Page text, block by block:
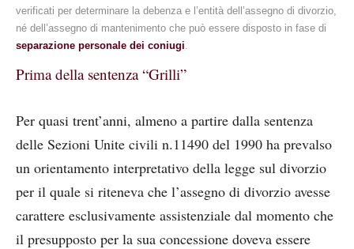
verificati per determinare la debenza e l’entità dell’assegno di divorzio,
né dell’assegno di mantenimento che può essere disposto in fase di
separazione personale dei coniugi.
Prima della sentenza “Grilli”
Per quasi trent’anni, almeno a partire dalla sentenza
delle Sezioni Unite civili n.11490 del 1990 ha prevalso
un orientamento interpretativo della legge sul divorzio
per il quale si riteneva che l’assegno di divorzio avesse
carattere esclusivamente assistenziale dal momento che
il presupposto per la sua concessione doveva essere